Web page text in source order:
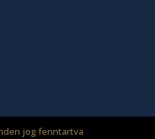
jog fenntartva